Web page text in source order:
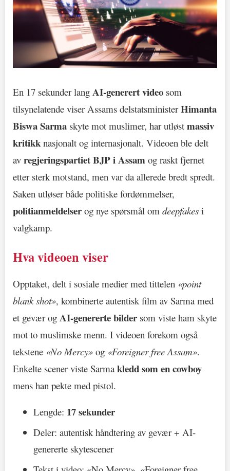
En 17 sekunder lang AI-generert video som
tilsynelatende viser Assams delstatsministerHimanta
Biswa Sarma skyte mot muslimer, har utløst massiv
kritikk nasjonalt og internasjonalt. Videoen ble delt
av regjeringspartiet BJP i Assam og raskt fjernet
etter sterk motstand, men var da allerede bredt spredt.
Saken utløser både politiske fordømmelser,
politianmeldelser og nye spørsmål om deepfakes i
valgkamp.
Hva videoen viser
Opptaket, delt i sosiale medier med tittelen «point
blank shot», kombinerte autentisk film av Sarma med
et gevær og AI-genererte bilder som viste ham skyte
mot to muslimske menn. I videoen forekom også
tekstene «No Mercy» og «Foreigner free Assam».
Enkelte scener viste Sarmakledd som en cowboy
mens han pekte med pistol.
Lengde: 17 sekunder
Deler: autentisk håndtering av gevær + AI-
genererte skytescener